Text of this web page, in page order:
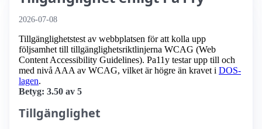
2026-07-08
Tillgänglighetstest av webbplatsen för att kolla upp
följsamhet till tillgänglighets­riktlinjerna WCAG (Web
Content Accessibility Guidelines). Pa11y testar upp till och
med nivå AAA av WCAG, vilket är högre än kravet i DOS-
lagen.
Betyg: 3.50 av 5
Tillgänglighet